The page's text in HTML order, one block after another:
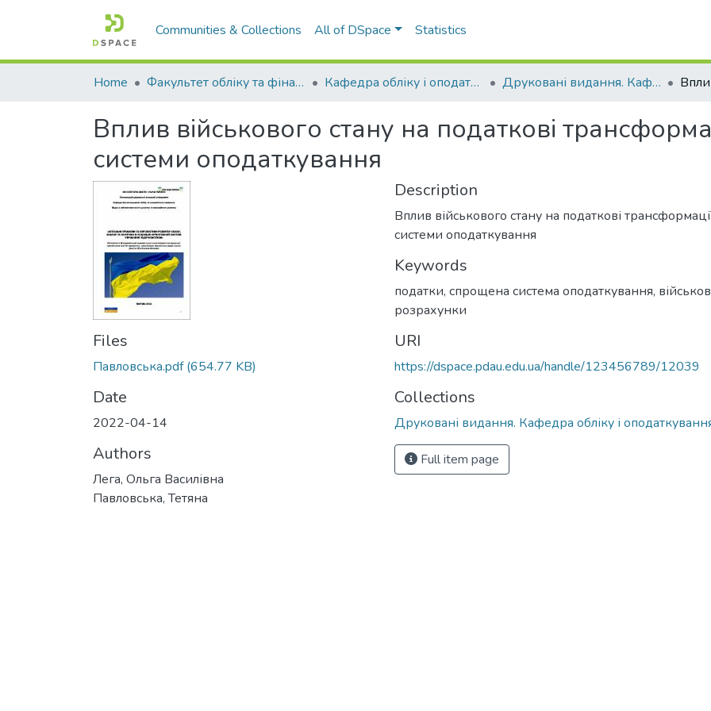
Communities & Collections All of DSpace Statistics
Home Факультет обліку та фінансів Кафедра обліку і оподаткування Друковані видання. Кафедра обліку і оподаткування
Вплив військового стану на податкові
системи оподаткування
Files
Павловська.pdf(654.77 KB)
Date
2022-04-14
Authors
Лега, Ольга Василівна
Павловська, Тетяна
Description
Вплив військового стану на податкові
системи оподаткування
Keywords
податки, спрощена система оподаткування,
розрахунки
URI
https://dspace.pdau.edu.ua/handle/123456789/12039
Collections
Друковані видання. Кафедра обліку і
Full item page